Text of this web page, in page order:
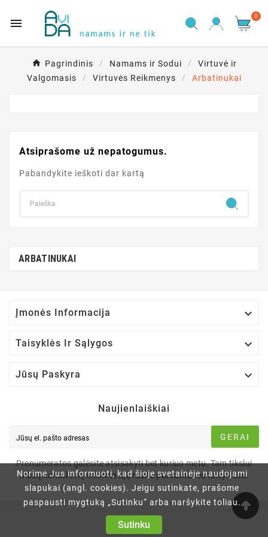
Norime Jus informuoti, kad šioje svetainėje naudojami
slapukai (angl. cookies). Jeigu sutinkate, prašome
paspausti mygtuką „Sutinku“ arba naršykite toliau.
Sutinku

0
Pagrindinis Namams ir Sodui
Virtuvė ir
Valgomasis
Virtuvės Reikmenys Arbatinukai
Atsiprašome už nepatogumus.
Pabandykite ieškoti dar kartą
ARBATINUKAI
Įmonės Informacija 
Taisyklės Ir Sąlygos 
Jūsų Paskyra 
Naujienlaiškiai
GERAI
Prenumeratos galėsite atsisakyti bet kuriuo metu. Tam tikslui
mūsų kontaktinę informaciją rasite parduotuvės taisyklėse.